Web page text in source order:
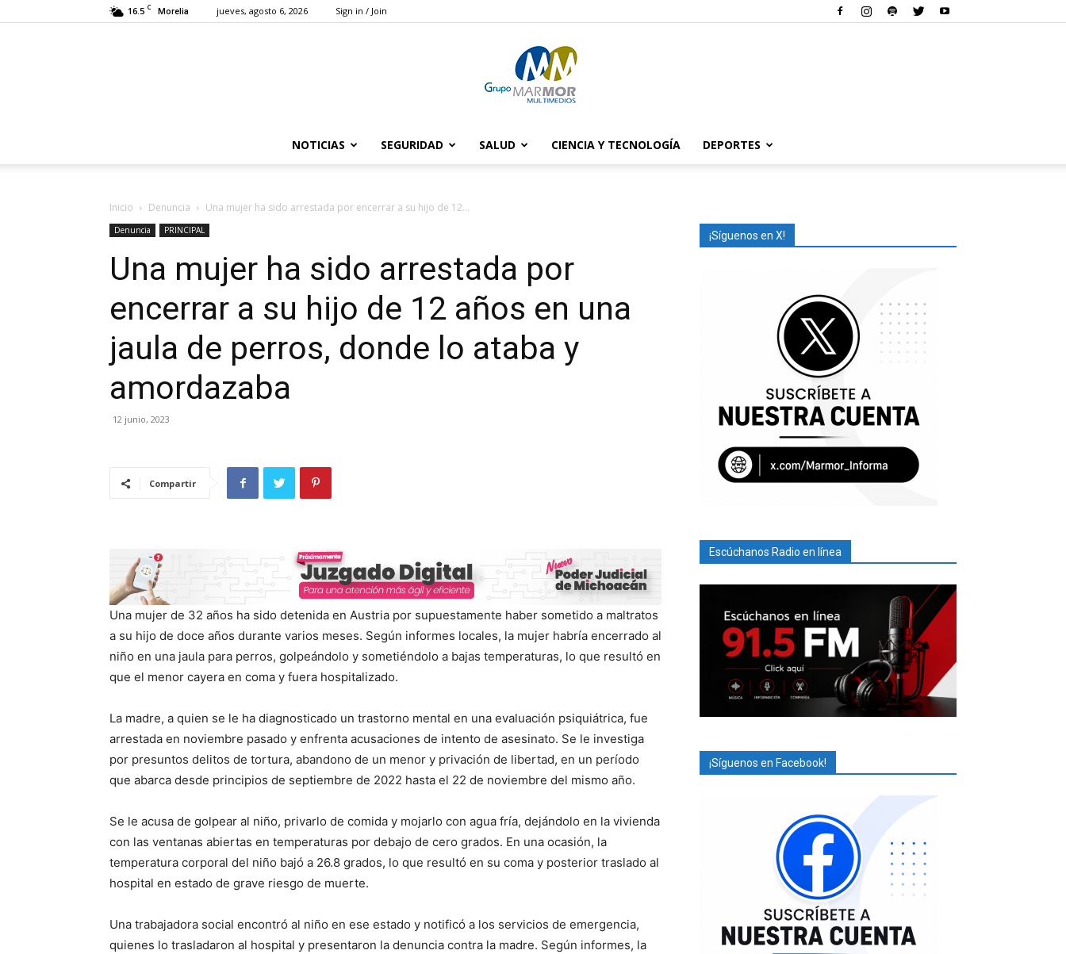
16.5 C Morelia jueves, agosto 6, 2026 Sign in / Join
Marmor
NOTICIAS SEGURIDAD SALUD CIENCIA Y TECNOLOGÍA DEPORTES
Inicio Denuncia Una mujer ha sido arrestada por encerrar a su hijo de 12...
Denuncia PRINCIPAL
Una mujer ha sido arrestada por
encerrar a su hijo de 12 años en una
jaula de perros, donde lo ataba y
amordazaba
12 junio, 2023
Compartir
Una mujer de 32 años ha sido detenida en Austria por supuestamente haber sometido a maltratos
a su hijo de doce años durante varios meses. Según informes locales, la mujer habría encerrado al
niño en una jaula para perros, golpeándolo y sometiéndolo a bajas temperaturas, lo que resultó en
que el menor cayera en coma y fuera hospitalizado.
La madre, a quien se le ha diagnosticado un trastorno mental en una evaluación psiquiátrica, fue
arrestada en noviembre pasado y enfrenta acusaciones de intento de asesinato. Se le investiga
por presuntos delitos de tortura, abandono de un menor y privación de libertad, en un período
que abarca desde principios de septiembre de 2022 hasta el 22 de noviembre del mismo año.
Se le acusa de golpear al niño, privarlo de comida y mojarlo con agua fría, dejándolo en la vivienda
con las ventanas abiertas en temperaturas por debajo de cero grados. En una ocasión, la
temperatura corporal del niño bajó a 26.8 grados, lo que resultó en su coma y posterior traslado al
hospital en estado de grave riesgo de muerte.
Una trabajadora social encontró al niño en ese estado y notificó a los servicios de emergencia,
quienes lo trasladaron al hospital y presentaron la denuncia contra la madre. Según informes, la
¡Síguenos en X!
Escúchanos Radio en línea
¡Síguenos en Facebook!